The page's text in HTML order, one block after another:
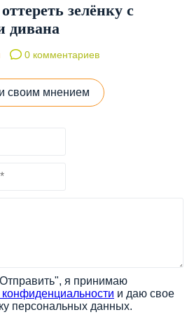
зелёнку с
дивана
0 комментариев
своим мнением
я принимаю
конфиденциальности и даю свое
персональных данных.